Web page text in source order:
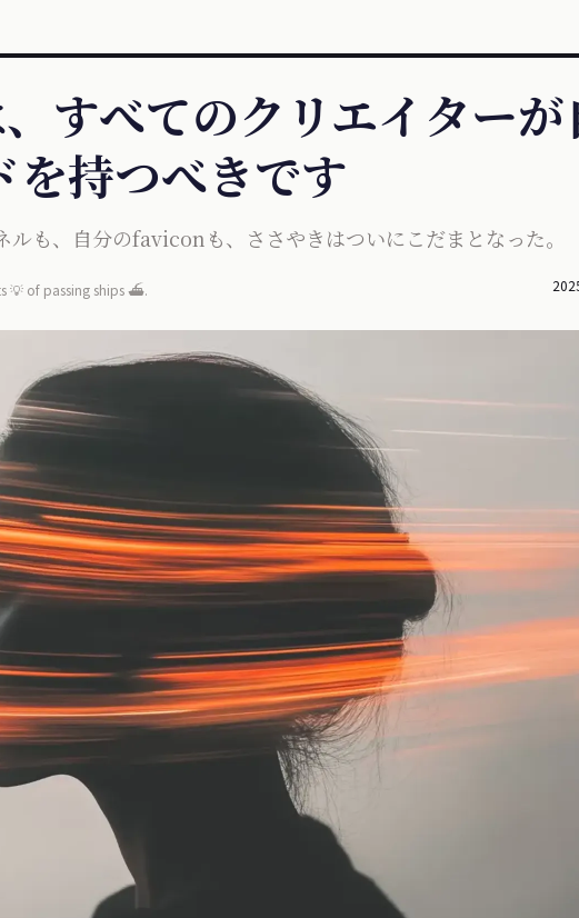
すべてのクリエイターが
を持つべきです
ルも、自分のfaviconも、ささやきはついにこだまとなった。
💡 of passing ships ⛴️.